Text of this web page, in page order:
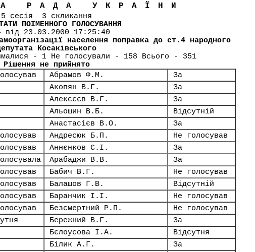
РАДА УКРАЇНИ
5 сесія 3 скликання
ПОІМЕННОГО ГОЛОСУВАННЯ
від 23.03.2000 17:25:40
населення поправка до ст.4 народного
Косаківського
- 1 Не голосували - 158 Всього - 351
Рішення не прийнято
Абрамов Ф.М.
За
Акопян В.Г.
За
Алексєєв В.Г.
За
Альошин В.Б.
Відсутній
Анастасієв В.О.
За
Андресюк Б.П.
Не голосував
Аннєнков Є.І.
За
Арабаджи В.В.
За
Бабич В.Г.
Не голосував
Балашов Г.В.
Відсутній
Баранчик І.І.
Не голосував
Безсмертний Р.П.
Не голосував
Бережний В.Г.
За
Бєлоусова І.А.
Відсутня
Білик А.Г.
За